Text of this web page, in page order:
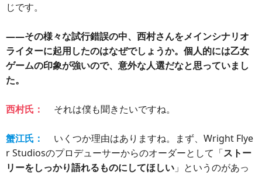
じです。
――その様々な試行錯誤の中、西村さんをメインシナリオ
ライターに起用したのはなぜでしょうか。個人的には乙女
ゲームの印象が強いので、意外な人選だなと思っていまし
た。
西村氏： それは僕も聞きたいですね。
蟹江氏：
いくつか理由はありますね。まず、Wright Flye
r Studiosのプロデューサーからのオーダーとして「ストー
リーをしっかり語れるものにしてほしい 」というのがあっ